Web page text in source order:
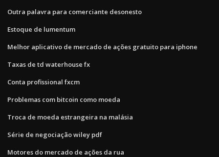
Outra palavra para comerciante desonesto
Estoque de lumentum
Melhor aplicativo de mercado de ações gratuito para iphone
Taxas de td waterhouse fx
Conta profissional fxcm
Problemas com bitcoin como moeda
Troca de moeda estrangeira na malásia
Série de negociação wiley pdf
Motores do mercado de ações da rua